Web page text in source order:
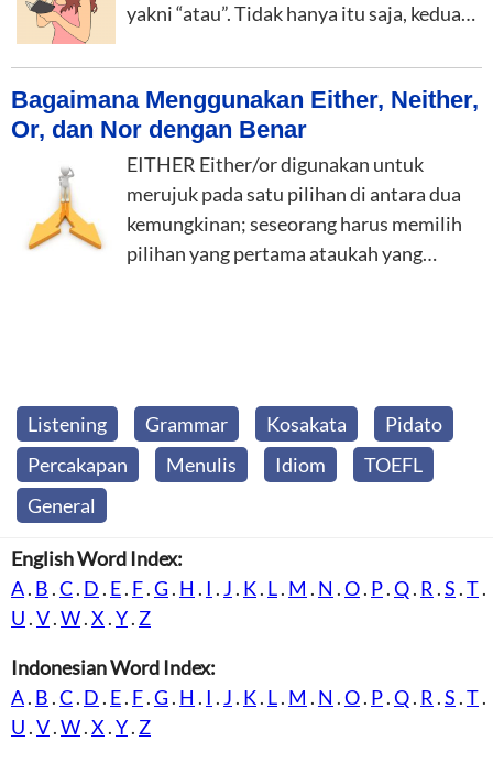
yakni “atau”. Tidak hanya itu saja, kedua…
Bagaimana Menggunakan Either, Neither,
Or, dan Nor dengan Benar
EITHER Either/or digunakan untuk
merujuk pada satu pilihan di antara dua
kemungkinan; seseorang harus memilih
pilihan yang pertama ataukah yang…
Listening Grammar Kosakata
Pidato
Percakapan
Menulis Idiom
TOEFL
General
English Word Index:
A. B .C. D . E. F.G. H . I . J . K. L. M . N .O. P.Q. R .S .T.
U .V.W.X .Y. Z
Indonesian Word Index:
A. B .C. D . E. F.G. H . I . J . K. L. M . N .O. P.Q. R .S .T.
U .V.W.X .Y. Z